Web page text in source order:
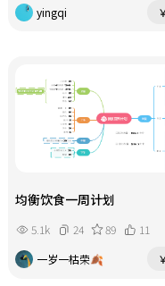
yingqi
均衡饮食一周计划
5.1k 24 89
11
一岁一枯荣🍂